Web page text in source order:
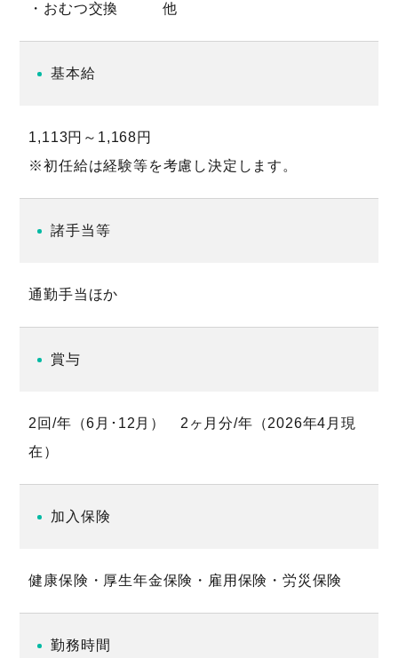
・おむつ交換 他
基本給
1,113円～1,168円
※初任給は経験等を考慮し決定します。
諸手当等
通勤手当ほか
賞与
2回/年（6月･12月） 2ヶ月分/年（2026年4月現
在）
加入保険
健康保険・厚生年金保険・雇用保険・労災保険
勤務時間